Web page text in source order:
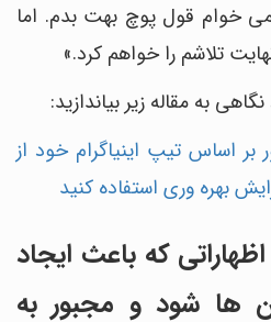
خوام قول پوچ بهت بدم. اما
تلاشم را خواهم کرد.»
به مقاله زیر بیاندازید:
اساس تیپ اینیاگرام خود از
بهره وری استفاده کنید
که باعث ایجاد
ها شود و مجبور به